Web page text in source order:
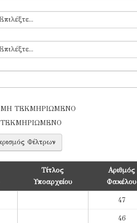
ΜΗ ΤΕΚΜΗΡΙΩΜΕΝΟ
ΤΕΚΜΗΡΙΩΜΕΝΟ
Τίτλος
Υποαρχείου
Αριθμός
Φακέλου
47
46